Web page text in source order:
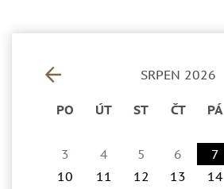
SRPEN 2026
PO ÚT ST ČT PÁ
3
4 5 6 7
10
11 12 13 14